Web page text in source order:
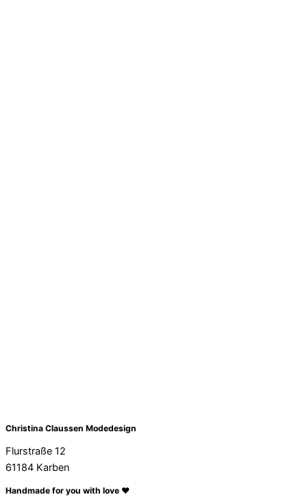
Christina Claussen Modedesign
Flurstraße 12
61184 Karben
Handmade for you with love ❤️